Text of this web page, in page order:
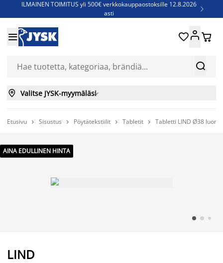
ILMAINEN TOIMITUS yli 500€ verkkokauppaostoksille 12.8.2026
asti

Jenkkisänkyjä - Säästä jopa 60%


 
 Valitse JYSK-myymäläsi
Etusivu  Sisustus  Pöytätekstiilit  Tabletit  Tabletti LIND Ø38
AINA EDULLINEN HINTA
LIND